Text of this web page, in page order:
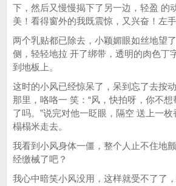
下，然后又慢慢揭下了另一边，轻盈 的
美！看得窗外的我既震惊，又兴奋！左手
两个乳贴都已除去，小颖媚眼如丝地望
侧，轻轻地拉 开了绑带，透明的肉色丁
到地板上。
这时的小风已经惊呆了，呆到忘了去按
那里，咯咯一 笑：“风，快拍呀，你不
了吗。”说完对他一眨眼，隔空 送上一
榻榻米走去。
我看到小风身体一僵，整个人止不住地
经缴械了吧？
我心中暗笑小风没用，这样就受不了了